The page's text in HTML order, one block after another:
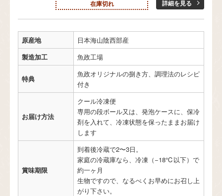
在庫切れ 詳細を見る
原産地
日本海山陰西部産
製造加工
魚政工場
特典
魚政オリジナルの捌き方、調理法のレシピ
付き
お届け方法
クール冷凍便
専用の段ボール又は、発泡ケースに、保冷
剤を入れて、冷凍状態を保ったままお届け
します
賞味期限
到着後冷蔵で2〜3日。
家庭の冷蔵庫なら、冷凍（−18℃以下）で
約一ヶ月
生物ですので、なるべくお早めにお召し上
がり下さい。